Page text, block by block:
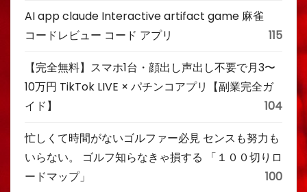
AI app claude Interactive artifact game 麻雀
コードレビュー コード アプリ
115
【完全無料】スマホ1台・顔出し声出し不要で月3〜
10万円 TikTok LIVE × パチンコアプリ【副業完全ガ
イド】
104
忙しくて時間がないゴルファー必見 センスも努力も
いらない。 ゴルフ知らなきゃ損する 「１００切りロ
ードマップ」
100